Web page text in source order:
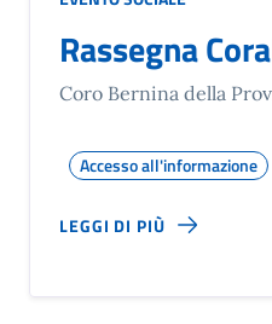
Rassegna
Coro Bernina della
Accesso all'informazione
LEGGI DI PIÙ